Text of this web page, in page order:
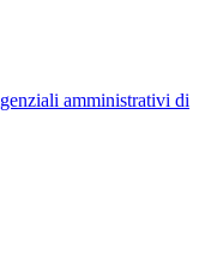
amministrativi di